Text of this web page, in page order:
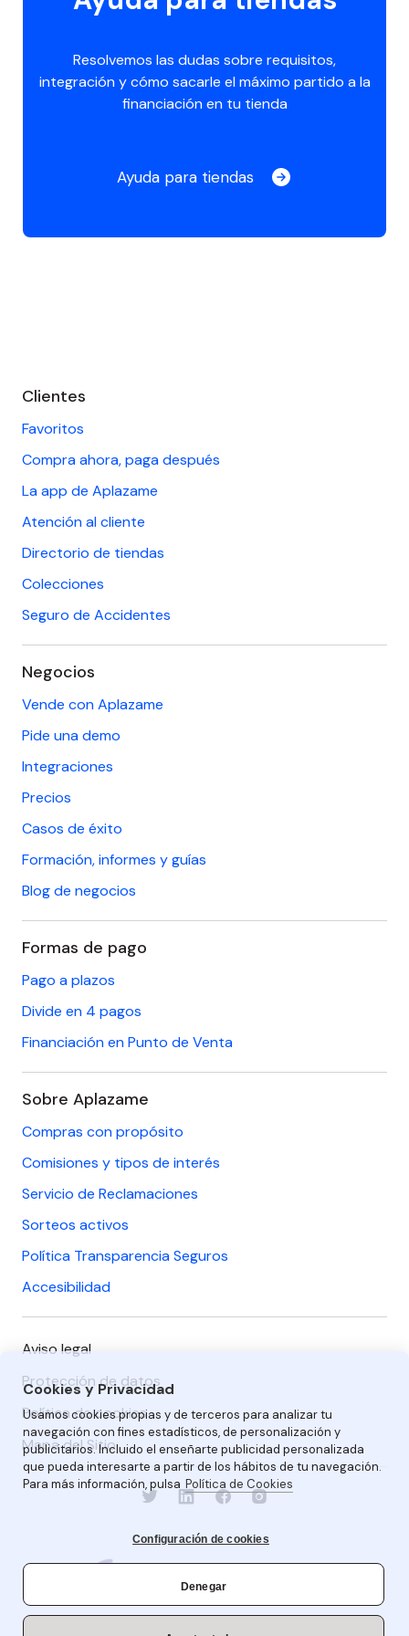
Recursos para comercios
Integraciones
Resolvemos las dudas sobre requisitos,
integración y cómo sacarle el máximo partido a la
financiación en tu tienda
Ayuda para tiendas
footer
Clientes
Favoritos
Compra ahora, paga después
La app de Aplazame
Atención al cliente
Directorio de tiendas
Colecciones
Seguro de Accidentes
Negocios
Vende con Aplazame
Pide una demo
Integraciones
Precios
Casos de éxito
Formación, informes y guías
Blog de negocios
Formas de pago
Pago a plazos
Divide en 4 pagos
Financiación en Punto de Venta
Sobre Aplazame
Compras con propósito
Comisiones y tipos de interés
Servicio de Reclamaciones
Sorteos activos
Política Transparencia Seguros
Accesibilidad
Aviso legal
Protección de datos
Política de cookies
Mapa del Sitio
Cookies y Privacidad
Usamos cookies propias y de terceros para analizar tu
navegación con fines estadísticos, de personalización y
publicitarios. Incluido el enseñarte publicidad personalizada
que pueda interesarte a partir de los hábitos de tu navegación.
Para más información, pulsa Política de Cookies
Configuración de cookies
Denegar